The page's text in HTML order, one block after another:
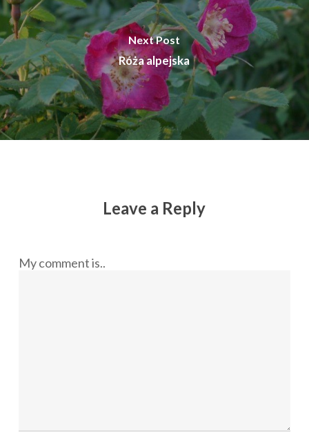
Next Post
Róża alpejska
Leave a Reply
My comment is..